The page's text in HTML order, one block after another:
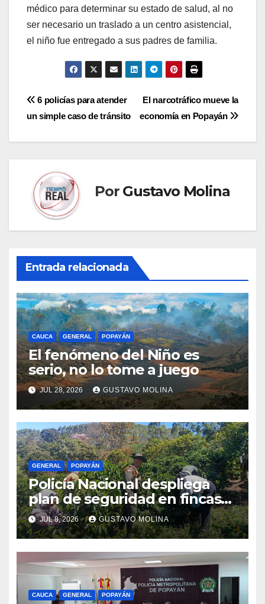
médico para determinar su estado de salud, al no
ser necesario un traslado a un centro asistencial,
el niño fue entregado a sus padres de familia.
Navegación
El narcotráfico mueve la
economía en Popayán
6 policías para atender
un simple caso de tránsito
Por Gustavo Molina
Entrada relacionada
CAUCA GENERAL POPAYÁN
El fenómeno del Niño es
serio, no lo tome a juego
JUL 28, 2026 GUSTAVO MOLINA
GENERAL POPAYÁN
Policía Nacional despliega
plan de seguridad en fincas
cafeteras para proteger a
productores de Popayán
JUL 8, 2026 GUSTAVO MOLINA
CAUCA GENERAL POPAYÁN